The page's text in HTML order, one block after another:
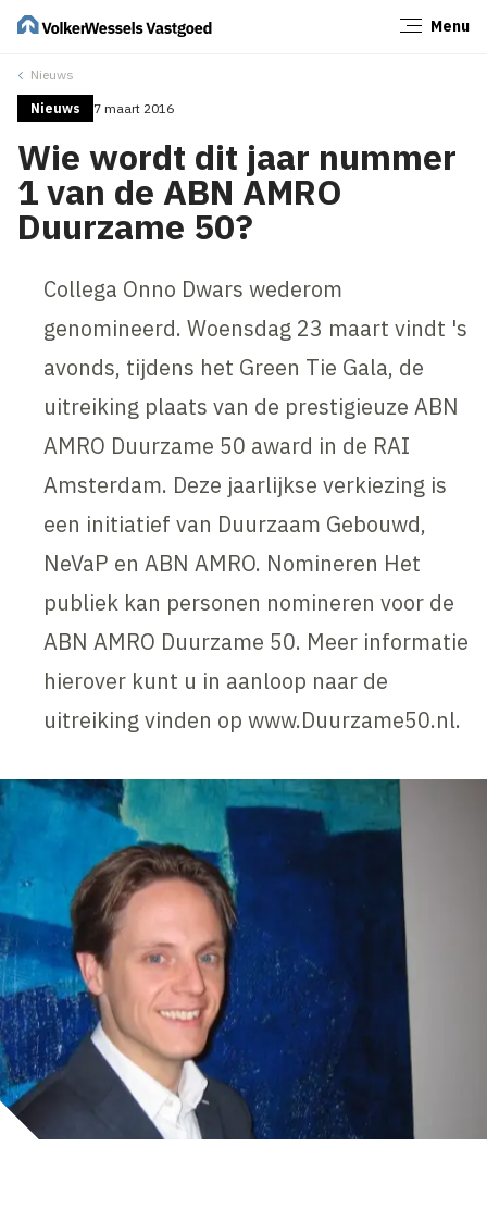
Menu
Nieuws
Nieuws 7 maart 2016
Wie wordt dit jaar nummer
1 van de ABN AMRO
Duurzame 50?
Collega Onno Dwars wederom
genomineerd. Woensdag 23 maart vindt 's
avonds, tijdens het Green Tie Gala, de
uitreiking plaats van de prestigieuze ABN
AMRO Duurzame 50 award in de RAI
Amsterdam. Deze jaarlijkse verkiezing is
een initiatief van Duurzaam Gebouwd,
NeVaP en ABN AMRO. Nomineren Het
publiek kan personen nomineren voor de
ABN AMRO Duurzame 50. Meer informatie
hierover kunt u in aanloop naar de
uitreiking vinden op www.Duurzame50.nl.
Sluiten